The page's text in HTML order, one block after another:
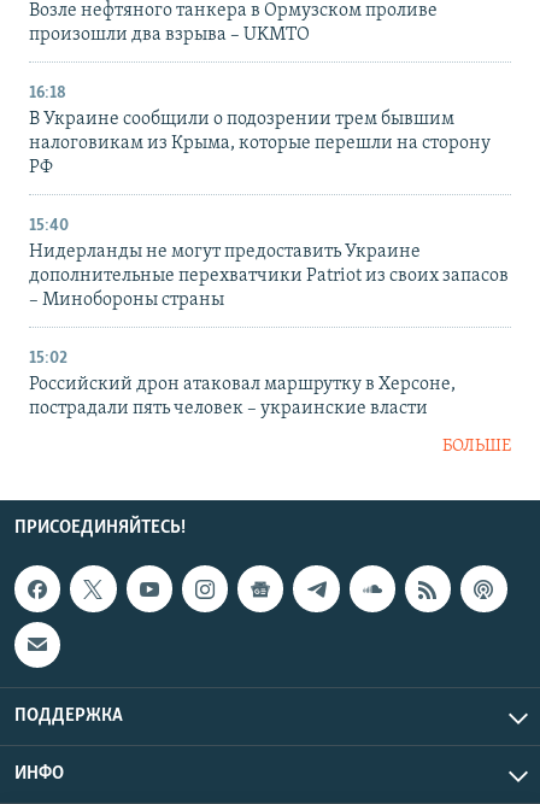
Возле нефтяного танкера в Ормузском проливе
произошли два взрыва – UKMTO
16:18
В Украине сообщили о подозрении трем бывшим
налоговикам из Крыма, которые перешли на сторону
РФ
15:40
Нидерланды не могут предоставить Украине
дополнительные перехватчики Patriot из своих запасов
– Минобороны страны
15:02
Российский дрон атаковал маршрутку в Херсоне,
пострадали пять человек – украинские власти
БОЛЬШЕ
ПРИСОЕДИНЯЙТЕСЬ!
ПОДДЕРЖКА
ИНФО